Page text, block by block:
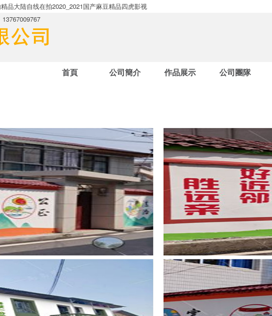
品大陆自线在拍2020_2021国产麻豆精品四虎影视
首頁 公司簡介 作品展示 公司團隊